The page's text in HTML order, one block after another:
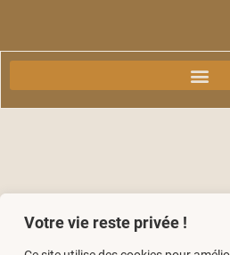
Votre vie reste privée !